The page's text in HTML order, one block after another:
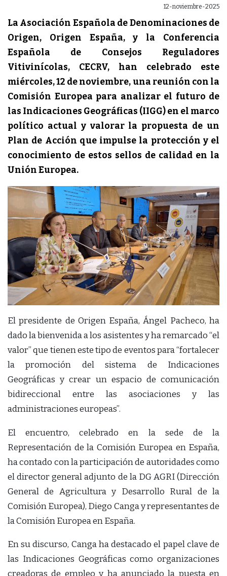
12-noviembre-2025
La Asociación Española de Denominaciones de
Origen, Origen España, y la Conferencia
Española de Consejos Reguladores
Vitivinícolas, CECRV, han celebrado este
miércoles, 12 de noviembre, una reunión con la
Comisión Europea para analizar el futuro de
las Indicaciones Geográficas (IIGG) en el marco
político actual y valorar la propuesta de un
Plan de Acción que impulse la protección y el
conocimiento de estos sellos de calidad en la
Unión Europea.
El presidente de Origen España, Ángel Pacheco, ha
dado la bienvenida a los asistentes y ha remarcado “el
valor” que tienen este tipo de eventos para “fortalecer
la promoción del sistema de Indicaciones
Geográficas y crear un espacio de comunicación
bidireccional entre las asociaciones y las
administraciones europeas”.
El encuentro, celebrado en la sede de la
Representación de la Comisión Europea en España,
ha contado con la participación de autoridades como
el director general adjunto de la DG AGRI (Dirección
General de Agricultura y Desarrollo Rural de la
Comisión Europea), Diego Canga y representantes de
la Comisión Europea en España.
En su discurso, Canga ha destacado el papel clave de
las Indicaciones Geográficas como organizaciones
creadoras de empleo y ha anunciado la puesta en